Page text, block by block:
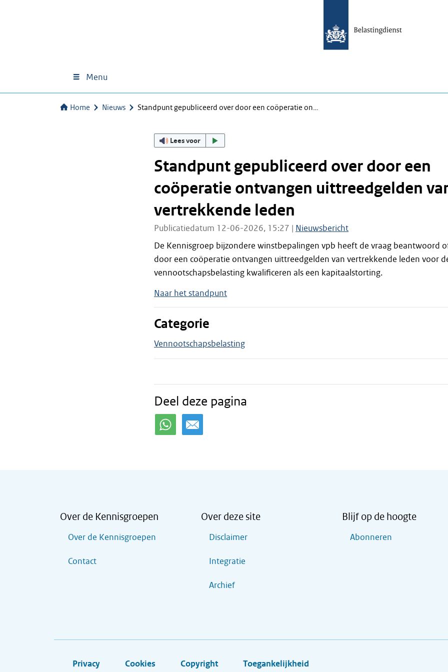
Menu
Home Nieuws Standpunt gepubliceerd over door een coöperatie on…
Lees voor
Standpunt gepubliceerd over door een
coöperatie ontvangen uittreedgelden
vertrekkende leden
Publicatiedatum 12-06-2026, 15:27 | Nieuwsbericht
De Kennisgroep bijzondere winstbepalingen vpb heeft de vraag beantwoord
door een coöperatie ontvangen uittreedgelden van vertrekkende leden voor
vennootschapsbelasting kwalificeren als een kapitaalstorting.
Naar het standpunt
Categorie
Vennootschapsbelasting
Deel deze pagina
Over de Kennisgroepen
Over de Kennisgroepen
Contact
Over deze site
Disclaimer
Integratie
Archief
Blijf op de hoogte
Abonneren
Privacy Cookies Copyright Toegankelijkheid